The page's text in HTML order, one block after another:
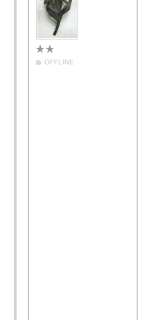
OFFLINE